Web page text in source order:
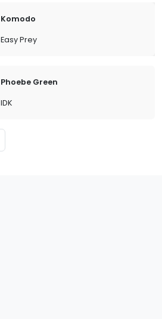
Komodo
Easy Prey
Phoebe Green
IDK